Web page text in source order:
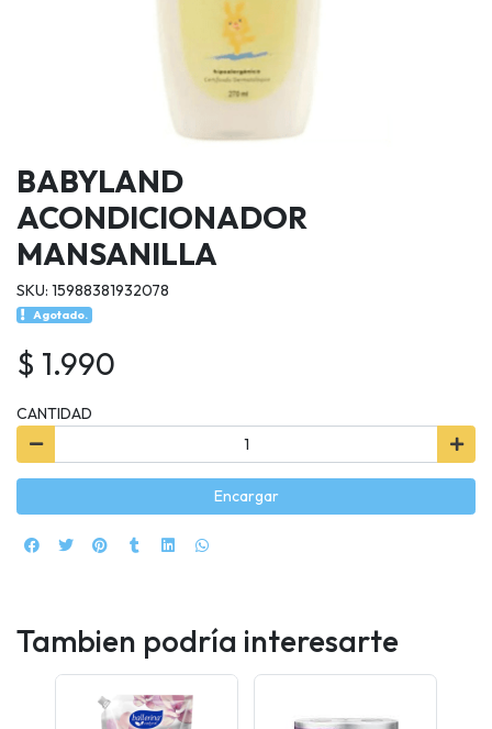
BABYLAND
ACONDICIONADOR
MANSANILLA
SKU: 15988381932078
Agotado.
$ 1.990
CANTIDAD
Encargar
Tambien podría interesarte